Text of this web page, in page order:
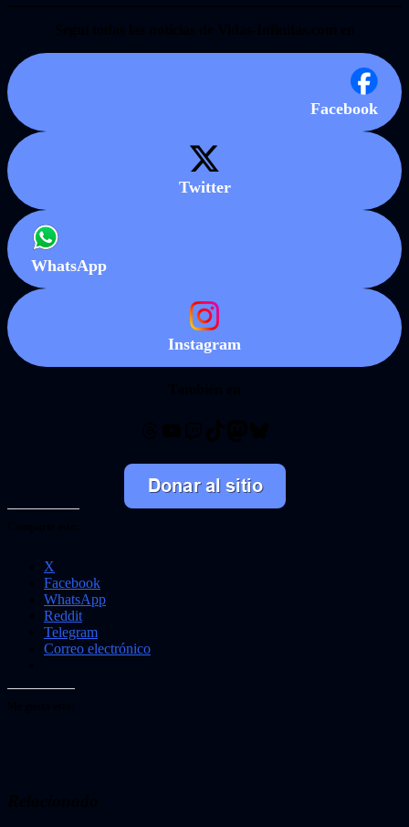
Facebook
Twitter
WhatsApp
Instagram
X
Facebook
WhatsApp
Reddit
Telegram
Correo electrónico